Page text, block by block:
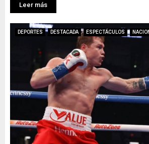
Leer más
DEPORTES DESTACADA ESPECTÁCULOS